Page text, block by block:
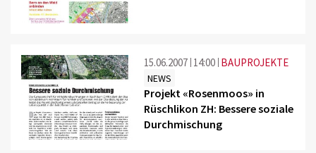
15.06.2007 14:00 BAUPROJEKTE
NEWS
Projekt «Rosenmoos» in
Rüschlikon ZH: Bessere soziale
Durchmischung